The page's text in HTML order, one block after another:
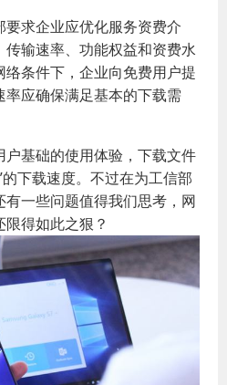
求企业应优化服务资费介
输速率、功能权益和资费水
条件下，企业向免费用户提
应确保满足基本的下载需
户基础的使用体验，下载文件
下载速度。不过在为工信部
一些问题值得我们思考，网
得如此之狠？